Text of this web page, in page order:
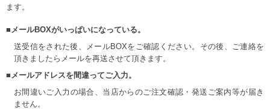
ます。
■メールBOXがいっぱいになっている。
送受信をされた後、メールBOXをご確認ください。その後、ご連絡を
頂きましたらメールを再送させて頂きます。
■メールアドレスを間違ってご入力。
お間違いご入力の場合、当店からのご注文確認・発送ご案内等が届き
ません。